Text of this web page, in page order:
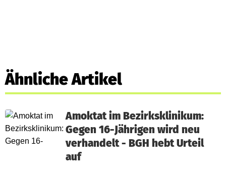
Ähnliche Artikel
Amoktat im Bezirksklinikum:
Gegen 16-Jährigen wird neu
verhandelt - BGH hebt Urteil
auf